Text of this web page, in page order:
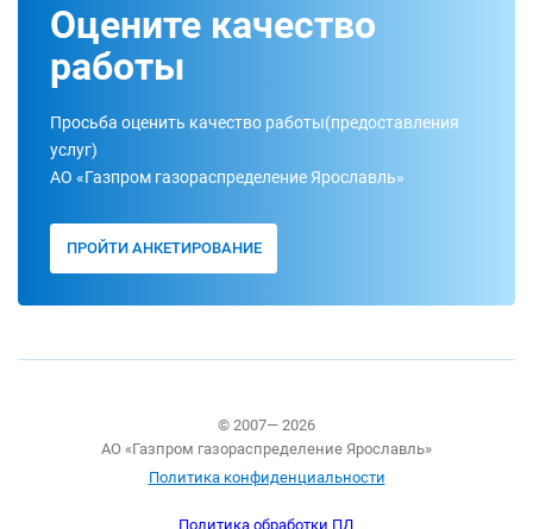
Оцените качество
работы
Просьба оценить качество работы(предоставления
услуг)
АО «Газпром газораспределение Ярославль»
ПРОЙТИ АНКЕТИРОВАНИЕ
© 2007— 2026
АО «Газпром газораспределение Ярославль»
Политика конфиденциальности
Политика обработки ПД